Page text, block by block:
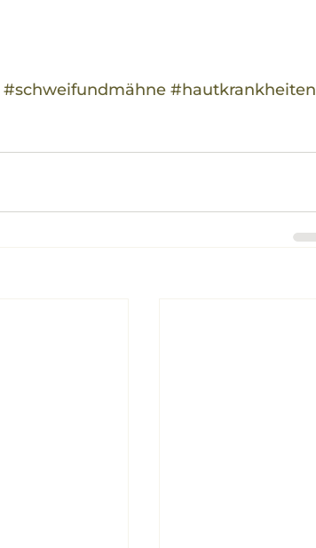
#schweifundmähne #hautkrankheiten